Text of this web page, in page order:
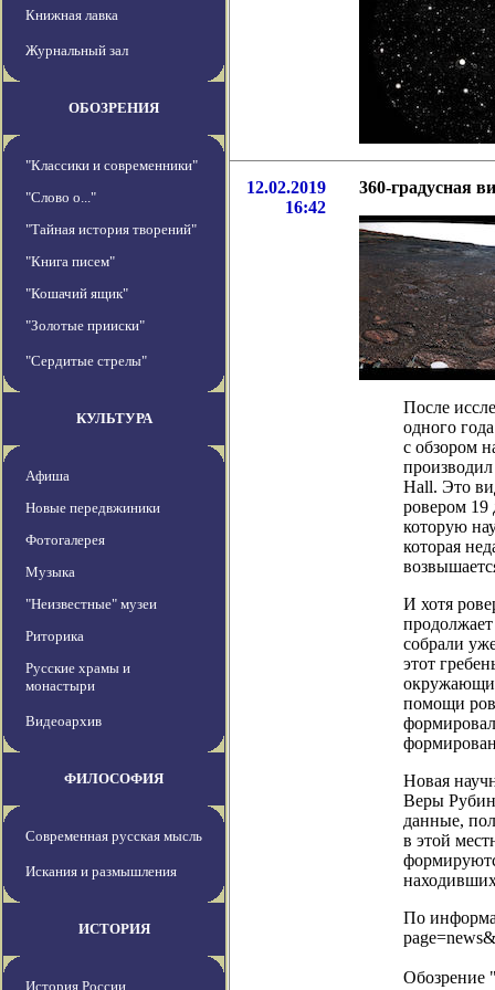
Книжная лавка
Журнальный зал
ОБОЗРЕНИЯ
"Классики и современники"
"Слово о..."
"Тайная история творений"
"Книга писем"
"Кошачий ящик"
"Золотые прииски"
"Сердитые стрелы"
КУЛЬТУРА
Афиша
Новые передвжиники
Фотогалерея
Музыка
"Неизвестные" музеи
Риторика
Русские храмы и
монастыри
Видеоархив
ФИЛОСОФИЯ
Современная русская мысль
Искания и размышления
ИСТОРИЯ
История России
12.02.2019
16:42
360-градусная
После
одного
с обзором
Hall. Это
ровером 19
которую
которая
И хотя
собрали
этот
помощи
Новая
Веры Рубин
данные,
в этой
По
Обозрение